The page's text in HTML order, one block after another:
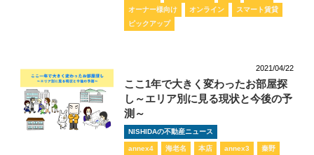
オーナー様向け
オンライン
スマート賃貸
ピックアップ
2021/04/22
ここ1年で大きく変わったお部屋探
し～エリア別に見る現状と今後の予
測～
NISHIDAの不動産ニュース
annex4 海老名 本店 annex3
秦野